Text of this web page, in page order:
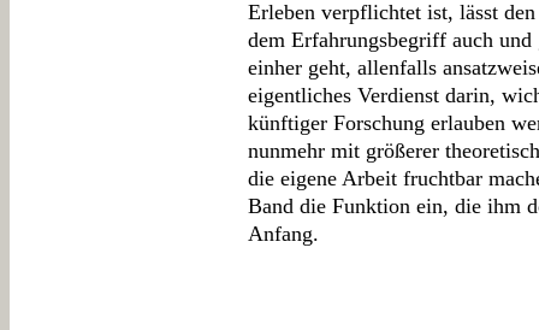
Erleben verpflichtet ist, lässt
dem Erfahrungsbegriff auch
einher geht, allenfalls
eigentliches Verdienst darin,
künftiger Forschung erlauben
nunmehr mit größerer
die eigene Arbeit fruchtbar
Band die Funktion ein, die ihm
Anfang.